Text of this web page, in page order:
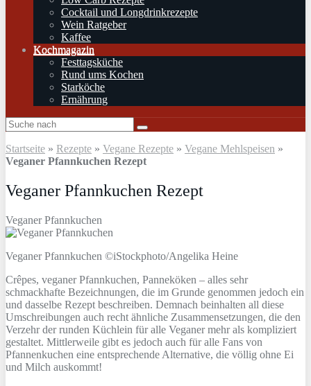
Cocktail und Longdrinkrezepte
Wein Ratgeber
Kaffee
Kochmagazin
Festtagsküche
Rund ums Kochen
Starköche
Ernährung
Startseite » Rezepte » Vegane Rezepte » Vegane Mehlspeisen »
Veganer Pfannkuchen Rezept
Veganer Pfannkuchen Rezept
Veganer Pfannkuchen
Veganer Pfannkuchen ©iStockphoto/Angelika Heine
Crêpes, veganer Pfannkuchen, Panneköken – alles sehr
schmackhafte Bezeichnungen, die im Grunde genommen jedoch ein
und dasselbe Rezept beschreiben. Demnach beinhalten all diese
Umschreibungen auch recht ähnliche Zusammensetzungen, die den
Verzehr der runden Küchlein für alle Veganer mehr als kompliziert
gestaltet. Mittlerweile gibt es jedoch auch für alle Fans von
Pfannenkuchen eine entsprechende Alternative, die völlig ohne Ei
und Milch auskommt!